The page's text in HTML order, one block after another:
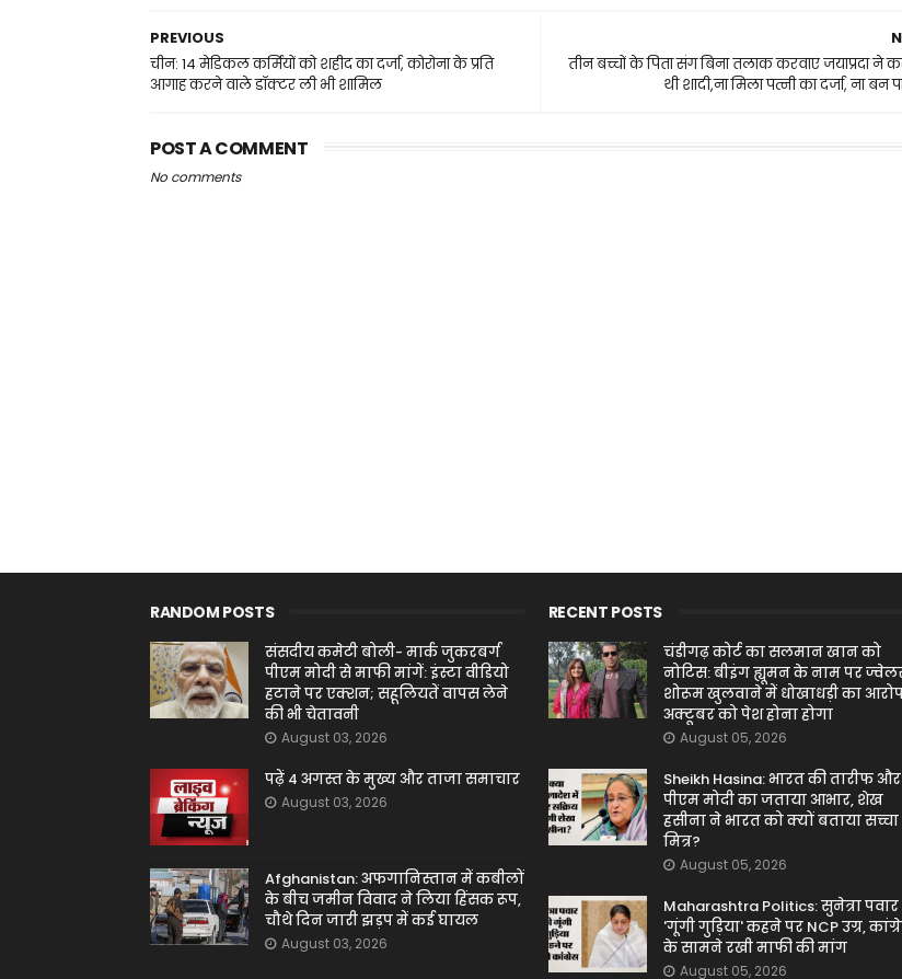
तीन बच्चों के पिता संग बिना तलाक करवाए जयाप्रदा ने
थी शादी,ना मिला पत्नी का दर्जा, ना बन
PREVIOUS
चीन: 14 मेडिकल कर्मियों को शहीद का दर्जा, कोरोना के प्रति
आगाह करने वाले डॉक्टर ली भी शामिल
POST A COMMENT
No comments
RANDOM POSTS
संसदीय कमेटी बोली- मार्क जुकरबर्ग
पीएम मोदी से माफी मांगें: इंस्टा वीडियो
हटाने पर एक्शन; सहूलियतें वापस लेने
की भी चेतावनी
August 03, 2026
पढ़ें 4 अगस्त के मुख्य और ताजा समाचार
August 03, 2026
Afghanistan: अफगानिस्तान में कबीलों
के बीच जमीन विवाद ने लिया हिंसक रूप,
चौथे दिन जारी झड़प में कई घायल
August 03, 2026
RECENT POSTS
चंडीगढ़ कोर्ट का सलमान खान को
नोटिस: बीइंग ह्यूमन के नाम पर
शोरूम खुलवाने में धोखाधड़ी का
अक्टूबर को पेश होना होगा
August 05, 2026
Sheikh Hasina: भारत की तारीफ और
पीएम मोदी का जताया आभार, शेख
हसीना ने भारत को क्यों बताया सच्चा
मित्र?
August 05, 2026
Maharashtra Politics: सुनेत्रा
'गूंगी गुड़िया' कहने पर NCP उग्र,
के सामने रखी माफी की मांग
August 05, 2026